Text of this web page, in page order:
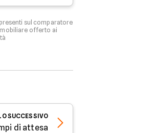
sul comparatore
offerto ai
SUCCESSIVO
di attesa